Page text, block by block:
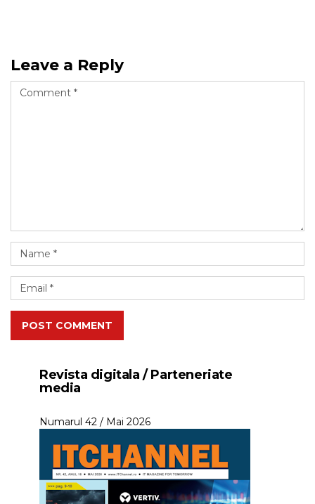
Leave a Reply
POST COMMENT
Revista digitala / Parteneriate
media
Numarul 42 / Mai 2026